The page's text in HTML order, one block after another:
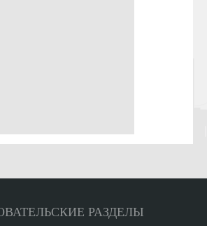
РАЗДЕЛЫ